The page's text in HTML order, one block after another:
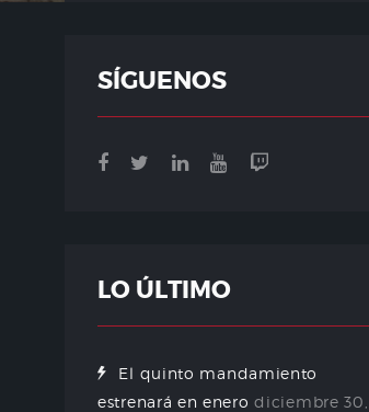
SÍGUENOS
LO ÚLTIMO
El quinto mandamiento
estrenará en enero diciembre 30,